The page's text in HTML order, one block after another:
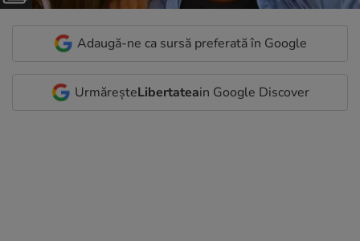
Adaugă-ne ca sursă preferată în Google
UrmăreșteLibertateain Google Discover